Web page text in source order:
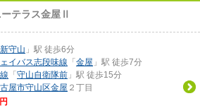
テラス金屋Ⅱ
新守山 」駅 徒歩6分
イバス志段味線 「 金屋 」駅 徒歩7分
「 守山自衛隊前 」駅 徒歩15分
屋市守山区金屋 ２丁目